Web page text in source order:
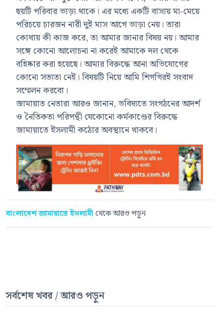
ছয়টি পরিবার ভাড়া থাকে। এর মধ্যে একটি বাসায় মা-মেয়ে
পরিচয়ে চারজন নারী দুই মাস আগে ভাড়া নেয়। তারা
কোথায় কী কাজ করে, তা আমার জানার বিষয় নয়। আমার
সঙ্গে কোনো আলোচনা না করেই আমাকে দল থেকে
বহিষ্কার করা হয়েছে। আমার বিরুদ্ধে আনা অভিযোগের
কোনো সত্যতা নেই। বিষয়টি নিয়ে আমি শিগগিরই সংবাদ
সম্মেলন করবো।
জামায়াত নেতারা আরও জানান, ভবিষ্যতে সংগঠনের আদর্শ
ও নৈতিকতা পরিপন্থী যেকোনো কর্মকাণ্ডের বিরুদ্ধে
জামায়াতে ইসলামী কঠোর অবস্থানে থাকবে।
বাংলাদেশ জামায়াতে ইসলামী থেকে আরও পড়ুন
সর্বশেষ খবর / আরও পড়ুন